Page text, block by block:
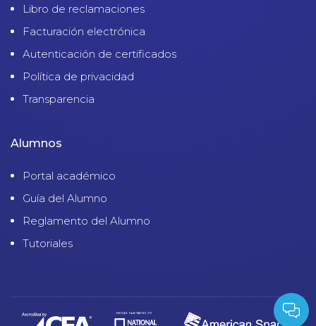
Libro de reclamaciones
Facturación electrónica
Autenticación de certificados
Política de privacidad
Transparencia
Alumnos
Portal académico
Guía del Alumno
Reglamento del Alumno
Tutoriales